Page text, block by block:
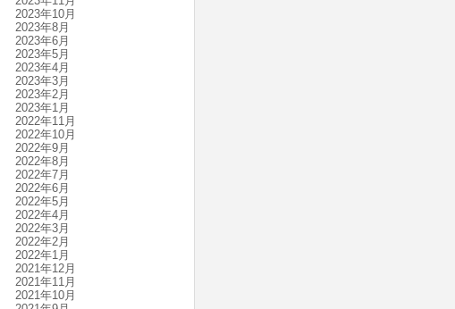
2023年10月
2023年8月
2023年6月
2023年5月
2023年4月
2023年3月
2023年2月
2023年1月
2022年11月
2022年10月
2022年9月
2022年8月
2022年7月
2022年6月
2022年5月
2022年4月
2022年3月
2022年2月
2022年1月
2021年12月
2021年11月
2021年10月